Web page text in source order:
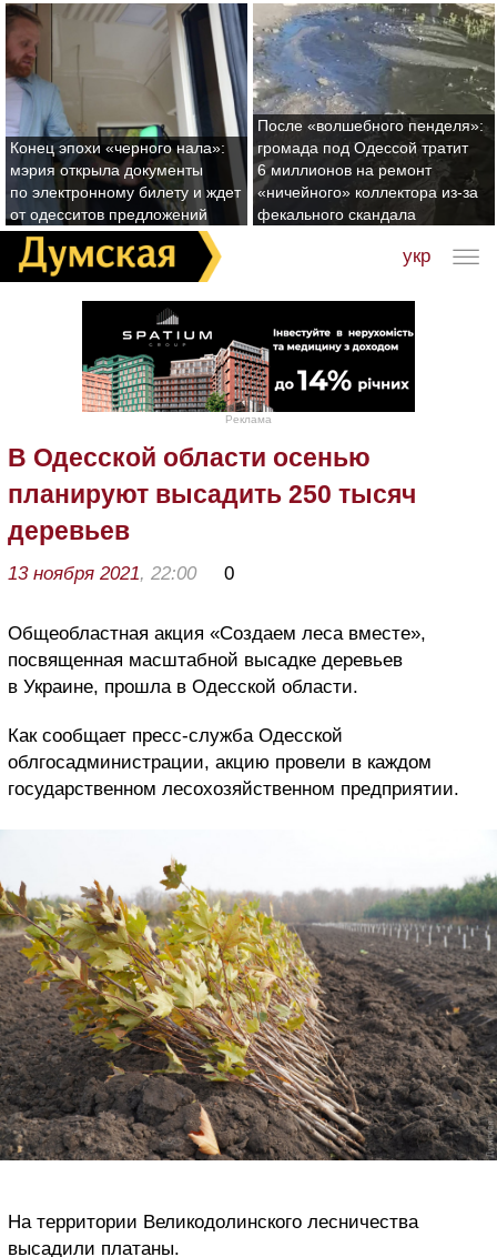
Конец эпохи «черного нала»:
мэрия открыла документы
по электронному билету и ждет
от одесситов предложений
После «волшебного пенделя»:
громада под Одессой тратит
6 миллионов на ремонт
«ничейного» коллектора из-за
фекального скандала
укр
Реклама
В Одесской области осенью
планируют высадить 250 тысяч
деревьев
13 ноября 2021, 22:00 0
Общеобластная акция «Создаем леса вместе»,
посвященная масштабной высадке деревьев
в Украине, прошла в Одесской области.
Как сообщает пресс-служба Одесской
облгосадминистрации, акцию провели в каждом
государственном лесохозяйственном предприятии.
На территории Великодолинского лесничества
высадили платаны.